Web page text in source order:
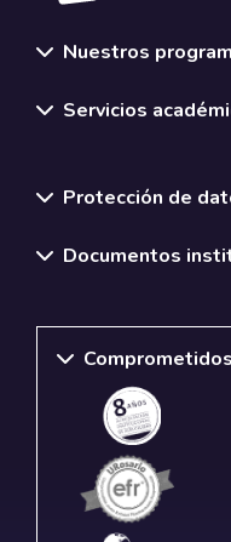
Nuestros
Servicios
Protección de
Documentos